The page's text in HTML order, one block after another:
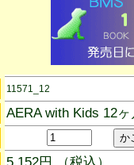
11571_12
AERA with Kids 12